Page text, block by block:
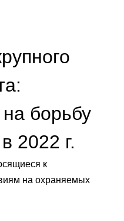
борьбу
2022 г.
к
на охраняемых